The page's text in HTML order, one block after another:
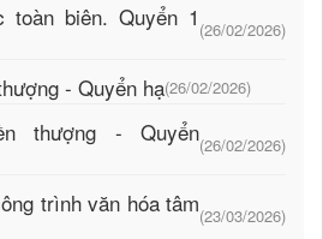
biên. Quyển 1 (26/02/2026)
- Quyển hạ(26/02/2026)
thượng - Quyển(26/02/2026)
trình văn hóa tâm(23/03/2026)